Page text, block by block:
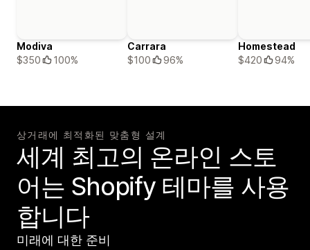
Modiva
$350
100%
Carrara
$100
96%
Homestead
$420
94%
상거래에 최적화된 맞춤형 설계
세계 최고의 온라인 스토
어는 Shopify 테마를 사용
합니다
미래에 대한 준비